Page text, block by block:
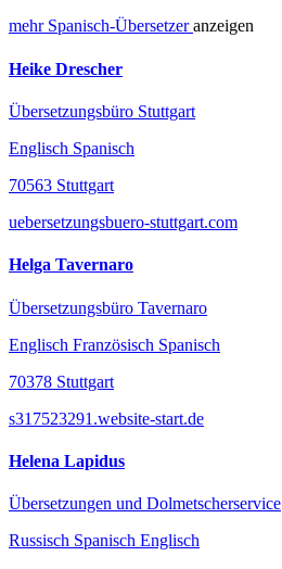
mehr Spanisch-Übersetzeranzeigen
Heike Drescher
Übersetzungsbüro Stuttgart
Englisch Spanisch
70563 Stuttgart
uebersetzungsbuero-stuttgart.com
Helga Tavernaro
Übersetzungsbüro Tavernaro
Englisch Französisch Spanisch
70378 Stuttgart
s317523291.website-start.de
Helena Lapidus
Übersetzungen und Dolmetscherservice
Russisch Spanisch Englisch